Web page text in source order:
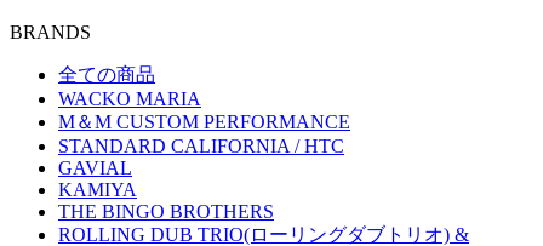
BRANDS
全ての商品
WACKO MARIA
M＆M CUSTOM PERFORMANCE
STANDARD CALIFORNIA / HTC
GAVIAL
KAMIYA
THE BINGO BROTHERS
ROLLING DUB TRIO(ローリングダブトリオ) &